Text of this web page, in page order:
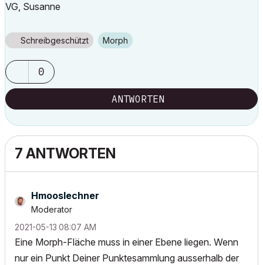
VG, Susanne
Schreibgeschützt Morph
0
ANTWORTEN
7 ANTWORTEN
Hmooslechner
Moderator
‎2021-05-13 08:07 AM
Eine Morph-Fläche muss in einer Ebene liegen. Wenn
nur ein Punkt Deiner Punktesammlung ausserhalb der